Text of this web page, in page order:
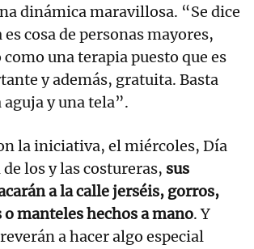
dinámica maravillosa. “Se dice
cosa de personas mayores,
como una terapia puesto que es
y además, gratuita. Basta
y una tela”.
la iniciativa, el miércoles, Día
los y las costureras, sus
a la calle jerséis, gorros,
manteles hechos a mano. Y
a hacer algo especial